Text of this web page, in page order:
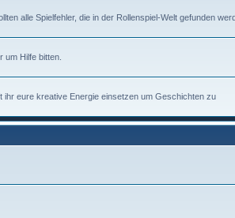
alle Spielfehler, die in der Rollenspiel-Welt gefunden
Hilfe bitten.
eure kreative Energie einsetzen um Geschichten zu